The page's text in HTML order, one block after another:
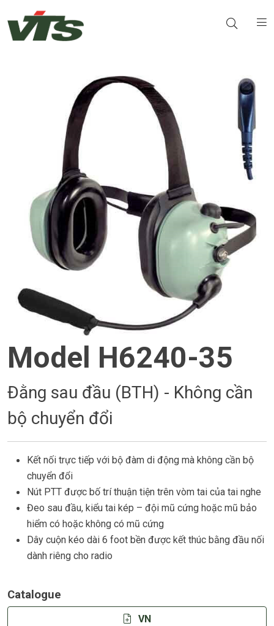
Model H6240-35
Đằng sau đầu (BTH) - Không cần
bộ chuyển đổi
Kết nối trực tiếp với bộ đàm di động mà không cần bộ
chuyển đổi
Nút PTT được bố trí thuận tiện trên vòm tai của tai nghe
Đeo sau đầu, kiểu tai kép – đội mũ cứng hoặc mũ bảo
hiểm có hoặc không có mũ cứng
Dây cuộn kéo dài 6 foot bền được kết thúc bằng đầu nối
dành riêng cho radio
Catalogue
VN